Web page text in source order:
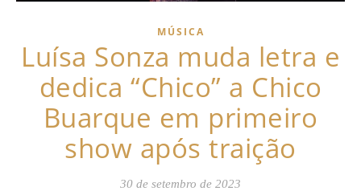
MÚSICA
Luísa Sonza muda letra e
dedica “Chico” a Chico
Buarque em primeiro
show após traição
30 de setembro de 2023